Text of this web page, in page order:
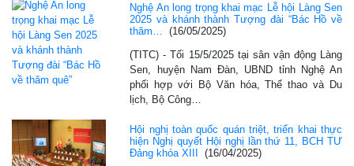
Nghệ An long trọng khai mạc Lễ hội Làng Sen
2025 và khánh thành Tượng đài “Bác Hồ về
thăm…
(16/05/2025)
(TITC) - Tối 15/5/2025 tại sân vận động Làng
Sen, huyện Nam Đàn, UBND tỉnh Nghệ An
phối hợp với Bộ Văn hóa, Thể thao và Du
lịch, Bộ Công…
Hội nghị toàn quốc quán triệt, triển khai thực
hiện Nghị quyết Hội nghị lần thứ 11, BCH TƯ
Đảng khóa XIII
(16/04/2025)